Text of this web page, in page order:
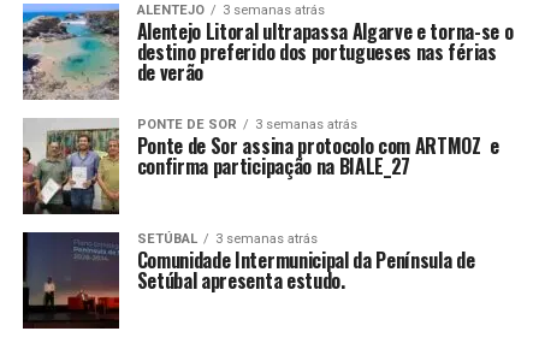
ALENTEJO 3 semanas atrás
Alentejo Litoral ultrapassa Algarve e torna-se o
destino preferido dos portugueses nas férias
de verão
PONTE DE SOR 3 semanas atrás
Ponte de Sor assina protocolo com ARTMOZ e
confirma participação na BIALE_27
SETÚBAL 3 semanas atrás
Comunidade Intermunicipal da Península de
Setúbal apresenta estudo.